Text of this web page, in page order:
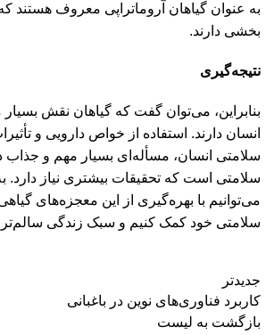
به عنوان گیاهان آروماتراپی معروف
بخشی دارند.
نتیجه‌گیری
بنابراین، می‌توان گفت که گیاهان نقش
انسان دارند. استفاده از خواص دارویی و
سلامتی انسان، مسأله‌ای بسیار مهم و
سلامتی است که تحقیقات بیشتری نیاز دارد.
می‌توانیم با بهره‌گیری از این معجزه‌های
سلامتی خود کمک کنیم و سبک زندگی
جدیدتر
کاربرد فناوری‌های نوین در باغبانی
بازگشت به لیست